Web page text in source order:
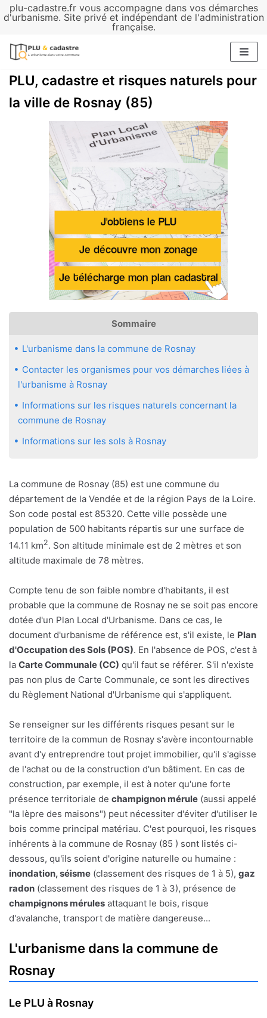
plu-cadastre.fr vous accompagne dans vos démarches
d'urbanisme. Site privé et indépendant de l'administration
française.
Aller
contenu
PLU, cadastre et risques naturels pour
la ville de Rosnay (85)
Sommaire
L'urbanisme dans la commune de Rosnay
Contacter les organismes pour vos démarches liées à
l'urbanisme à Rosnay
Informations sur les risques naturels concernant la
commune de Rosnay
Informations sur les sols à Rosnay
La commune de Rosnay (85) est une commune du
département de la Vendée et de la région Pays de la Loire.
Son code postal est 85320. Cette ville possède une
population de 500 habitants répartis sur une surface de
14.11 km2. Son altitude minimale est de 2 mètres et son
altitude maximale de 78 mètres.
Compte tenu de son faible nombre d'habitants, il est
probable que la commune de Rosnay ne se soit pas encore
dotée d'un Plan Local d'Urbanisme. Dans ce cas, le
document d'urbanisme de référence est, s'il existe, le Plan
d'Occupation des Sols (POS). En l'absence de POS, c'est à
la Carte Communale (CC) qu'il faut se référer. S'il n'existe
pas non plus de Carte Communale, ce sont les directives
du Règlement National d'Urbanisme qui s'appliquent.
Se renseigner sur les différents risques pesant sur le
territoire de la commun de Rosnay s'avère incontournable
avant d'y entreprendre tout projet immobilier, qu'il s'agisse
de l'achat ou de la construction d'un bâtiment. En cas de
construction, par exemple, il est à noter qu'une forte
présence territoriale de champignon mérule (aussi appelé
"la lèpre des maisons") peut nécessiter d'éviter d'utiliser le
bois comme principal matériau. C'est pourquoi, les risques
inhérents à la commune de Rosnay (85 ) sont listés ci-
dessous, qu'ils soient d'origine naturelle ou humaine :
inondation, séisme (classement des risques de 1 à 5), gaz
radon (classement des risques de 1 à 3), présence de
champignons mérules attaquant le bois, risque
d'avalanche, transport de matière dangereuse...
L'urbanisme dans la commune de
Rosnay
Le PLU à Rosnay